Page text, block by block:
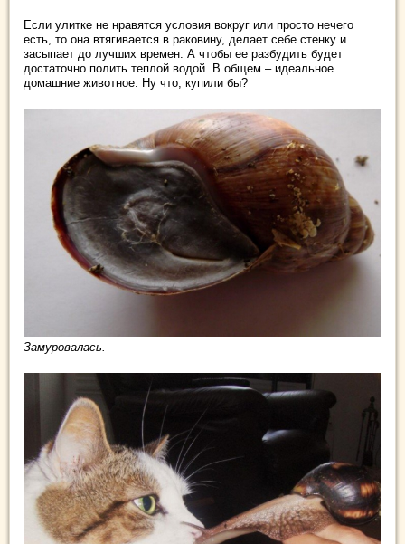
Если улитке не нравятся условия вокруг или просто нечего
есть, то она втягивается в раковину, делает себе стенку и
засыпает до лучших времен. А чтобы ее разбудить будет
достаточно полить теплой водой. В общем – идеальное
домашние животное. Ну что, купили бы?
Замуровалась.